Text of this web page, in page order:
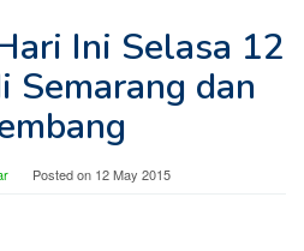
Ini Selasa 12
Semarang dan
Posted on 12 May 2015